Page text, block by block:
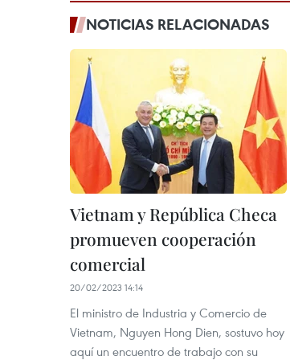
NOTICIAS RELACIONADAS
Vietnam y República Checa
promueven cooperación
comercial
20/02/2023 14:14
El ministro de Industria y Comercio de
Vietnam, Nguyen Hong Dien, sostuvo hoy
aquí un encuentro de trabajo con su